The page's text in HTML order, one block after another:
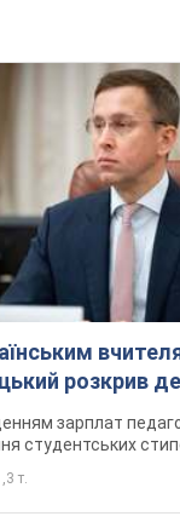
розкрив
зарплат
студентських
т.